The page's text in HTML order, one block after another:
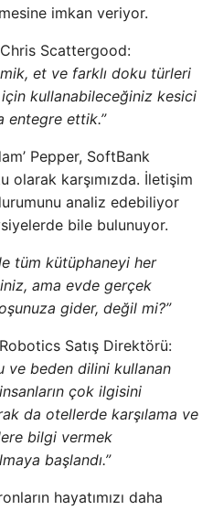
imkan veriyor.
Scattergood:
et ve farklı doku türleri
kullanabileceğiniz kesici
entegre ettik.”
Pepper, SoftBank
olarak karşımızda. İletişim
analiz edebiliyor
bile bulunuyor.
tüm kütüphaneyi her
ama evde gerçek
gider, değil mi?”
Satış Direktörü:
ve beden dilini kullanan
çok ilgisini
da otellerde karşılama ve
bilgi vermek
başlandı.”
hayatımızı daha